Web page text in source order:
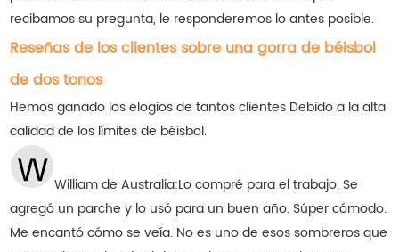
recibamos su pregunta, le responderemos lo antes posible.
Reseñas de los clientes sobre una gorra de béisbol
de dos tonos
Hemos ganado los elogios de tantos clientes Debido a la alta
calidad de los límites de béisbol.
William de Australia:Lo compré para el trabajo. Se
agregó un parche y lo usó para un buen año. Súper cómodo.
Me encantó cómo se veía. No es uno de esos sombreros que